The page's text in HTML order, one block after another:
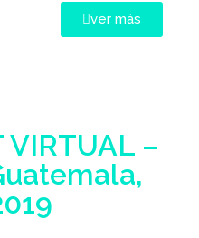
ver más
VIRTUAL –